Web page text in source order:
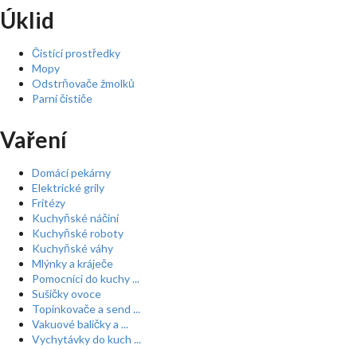
Úklid
Čistící prostředky
Mopy
Odstrňovače žmolků
Parní čističe
Vaření
Domácí pekárny
Elektrické grily
Fritézy
Kuchyňské náčiní
Kuchyňské roboty
Kuchyňské váhy
Mlýnky a kráječe
Pomocníci do kuchy ...
Sušičky ovoce
Topinkovače a send ...
Vakuové baličky a ...
Vychytávky do kuch ...